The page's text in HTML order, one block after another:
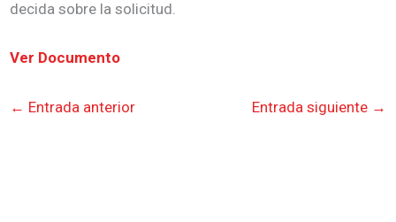
decida sobre la solicitud.
Ver Documento
← Entrada anterior Entrada siguiente →